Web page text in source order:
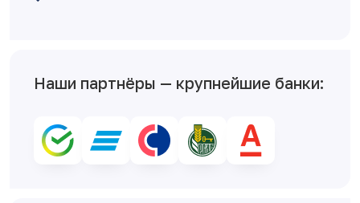
Наши партнёры — крупнейшие банки: